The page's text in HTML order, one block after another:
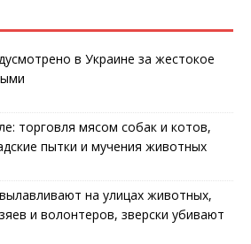
в Украине за жестокое
торговля мясом собак и котов,
пытки и мучения животных
на улицах животных,
и волонтеров, зверски убивают